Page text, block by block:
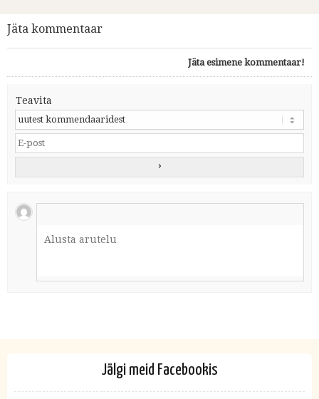
Jäta kommentaar
Jäta esimene kommentaar!
Teavita
Jälgi meid Facebookis